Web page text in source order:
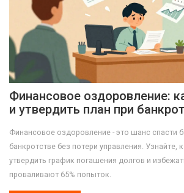
Финансовое оздоровление:
и утвердить план при
Финансовое оздоровление - это шанс спасти
банкротстве без потери управления. Узнайте,
утвердить график погашения долгов и
проваливают 65% попыток.